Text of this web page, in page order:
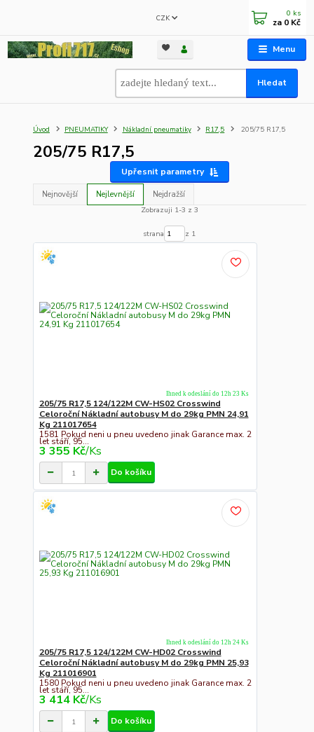
Menu
CZK
Hledat
0 ks
za 0 Kč
Úvod PNEUMATIKY Nákladní pneumatiky R17,5 205/75 R17,5
205/75 R17,5
Upřesnit parametry
Nejnovější Nejlevnější
Nejdražší
Zobrazuji 1-3 z 3
strana z 1
205/75 R17,5 124/122M CW-HS02 Crosswind
Celoroční Nákladní autobusy M do 29kg PMN 24,91
Kg 211017654
1581 Pokud neni u pneu uvedeno jinak Garance max. 2
let stáří, 95...
3 355 Kč/Ks
Ihned k odeslání do 12h 23 Ks
Do košíku
205/75 R17,5 124/122M CW-HD02 Crosswind
Celoroční Nákladní autobusy M do 29kg PMN 25,93
Kg 211016901
1580 Pokud neni u pneu uvedeno jinak Garance max. 2
let stáří, 95...
3 414 Kč/Ks
Ihned k odeslání do 12h 24 Ks
Do košíku